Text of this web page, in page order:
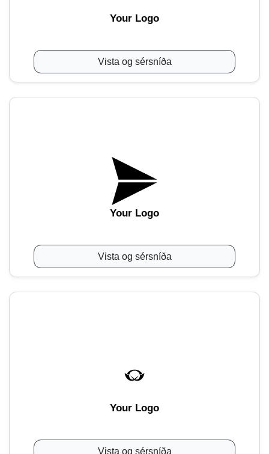
Your Logo
Vista og sérsníða
Your Logo
Vista og sérsníða
Your Logo
Vista og sérsníða